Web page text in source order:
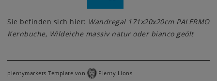
Sie befinden sich hier: Wandregal 171x20x20cm PALERMO
Kernbuche, Wildeiche massiv natur oder bianco geölt
plentymarkets Template von Plenty Lions